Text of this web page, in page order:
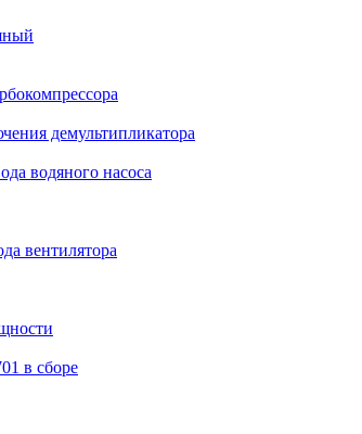
демультипликатора
водяного насоса
вентилятора
в сборе